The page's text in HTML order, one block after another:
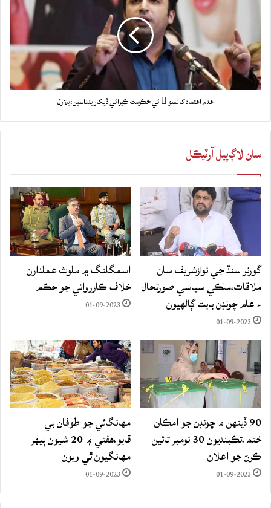
عدم اعتماد کانسوا ئي حڪومت ڪيرائي ڏيکارينداسين:بلاول
سان لاڳاپيل آرٽيڪل
گورنر سنڌ جي نوازشريف سان
ملاقات،ملڪي سياسي صورتحال
۽ عام چونڊن بابت ڳالهيون
01-09-2023
اسمگلنگ ۾ ملوث عملدارن
خلاف ڪارروائي جو حڪم
01-09-2023
90 ڏينهن ۾ چونڊن جو امڪان
ختم،تڪبنديون 30 نومبر تائين
ڪرڻ جو اعلان
01-09-2023
مهانگائي جو طوفان بي
قابو،هفتي ۾ 20 شيون ٻيهر
مهانگيون ٿي ويون
01-09-2023